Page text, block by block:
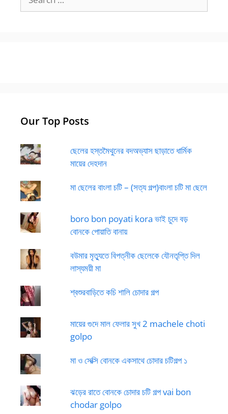
for:
Our Top Posts
ছেলের হস্তমৈথুনের বদঅভ্যাস ছাড়াতে ধার্মিক
মায়ের দেহদান
মা ছেলের বাংলা চটি – (সত্য গল্প)বাংলা চটি মা ছেলে
boro bon poyati kora ভাই চুদে বড়
বোনকে পোয়াতি বানায়
বউমার মৃত্যুতে বিপত্নীক ছেলেকে যৌনতৃপ্তি দিল
লাস্যময়ী মা
শ্বশুরবাড়িতে কচি শালি চোদার গল্প
মায়ের গুদে মাল ফেলার সুখ 2 machele choti
golpo
মা ও সেক্সি বোনকে একসাথে চোদার চটিগল্প ১
ঝড়ের রাতে বোনকে চোদার চটি গল্প vai bon
chodar golpo